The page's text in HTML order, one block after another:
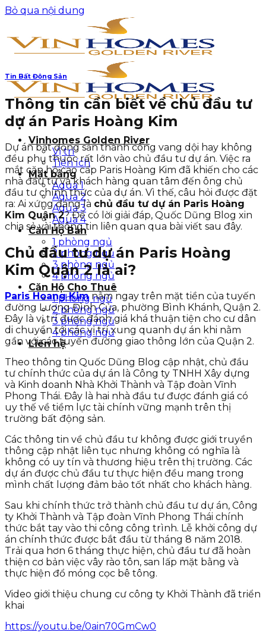
Bỏ qua nội dung
Vinhomes Golden River
Vị trí
Tiện ích
Mặt bằng
Aqua 1
Aqua 2
Aqua 3
Aqua 4
Căn Hộ Bán
1 phòng ngủ
2 phòng ngủ
3 phòng ngủ
4 phòng ngủ
Căn Hộ Cho Thuê
1 phòng ngủ
2 phòng ngủ
3 phòng ngủ
4 phòng ngủ
Liên hệ
Tin Bất Động Sản
Thông tin cần biết về chủ đầu tư
dự án Paris Hoàng Kim
Dự án bất động sản thành công vang dội hay không
đều phụ thuộc rất lớn vào chủ đầu tư dự án. Việc ra
mắt căn hộ cao cấp Paris Hoàng Kim đã khiến cho các
nhà đầu tư và khách hàng quan tâm đến ông chủ
đầu tư chính thức của dự án. Vì thế, câu hỏi được đặt
ra: Ai xứng đáng là chủ đầu tư dự án Paris Hoàng
Kim Quận 2? Để có lời giải đáp, Quốc Dũng Blog xin
chia sẻ vài thông tin liên quan qua bài viết sau đây.
Chủ đầu tư dự án Paris Hoàng
Kim Quận 2 là ai?
Paris Hoang Kim nằm ngay trên mặt tiền của tuyến
đường Lương Đình Của, phường Bình Khánh, Quận 2.
Đây là vị trí được đánh giá khá thuận tiện cho cư dân
di chuyển tới các vị trí xung quanh dự án khi nằm
gần với các tuyến đường giao thông lớn của Quận 2.
Theo thông tin Quốc Dũng Blog cập nhật, chủ đầu
tư chính thức của dự án là Công ty TNHH Xây dựng
và Kinh doanh Nhà Khởi Thành và Tập đoàn Vĩnh
Phong Thái. Đây là hai nhà đầu tư được đánh giá có
uy thế về tiềm lực tài chính vững mạnh trên thị
trường bất động sản.
Các thông tin về chủ đầu tư không được giới truyền
thông cập nhật liên tục nhưng không có nghĩa là
không có uy tín và thương hiệu trên thị trường. Các
dự án được chủ đầu tư thực hiện đều mang trong
mình chất lượng đảm bảo tốt nhất cho khách hàng.
Sau khi chính thức trở thành chủ đầu tư dự án, Công
ty Khởi Thành và Tập đoàn Vĩnh Phong Thái chính
thức bắt tay vào thi công công trình. Lễ khởi công dự
án chính thức được bắt đầu từ tháng 8 năm 2018.
Trải qua hơn 6 tháng thực hiện, chủ đầu tư đã hoàn
thiện cơ bản việc vây rào tôn, san lấp mặt bằng và
thực hiện đổ móng cọc bê tông.
Video giới thiệu chung cư công ty Khởi Thành đã triển
khai
https://youtu.be/0ain70GmCw0